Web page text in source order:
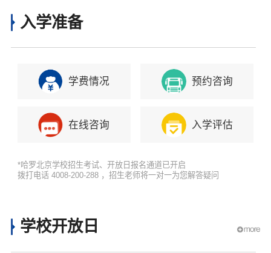
入学准备
学费情况 预约咨询
在线咨询 入学评估
*哈罗北京学校招生考试、开放日报名通道已开启
拨打电话 4008-200-288 ，招生老师将一对一为您解答疑问
学校开放日